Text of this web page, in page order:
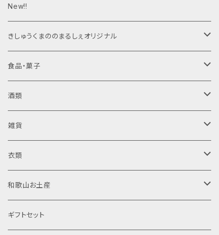
New!!
きしゅうくまののまるしぇオリジナル
ジャム
食品・菓子
梅干し
日向屋さん
ジャム・はちみつ
日向屋さん
東農園 五代庵
調味料
ドレッシング
加工粉末
菓子
果汁飲料・ジュース
酒類
清酒
純米酒
吟醸酒
リキュール
梅酒
焼酎
米焼酎
スピリッツ
雑貨
木製品
置物
那智黒石
布製品
衣類
半袖Tシャツ
和歌山お土産
食品
ギフトセット